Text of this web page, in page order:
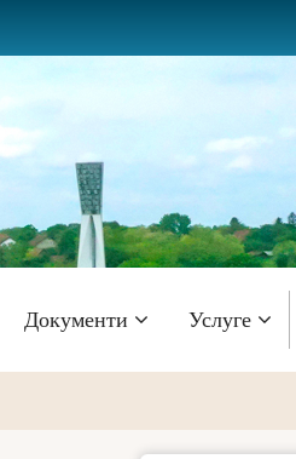
Документи Услуге